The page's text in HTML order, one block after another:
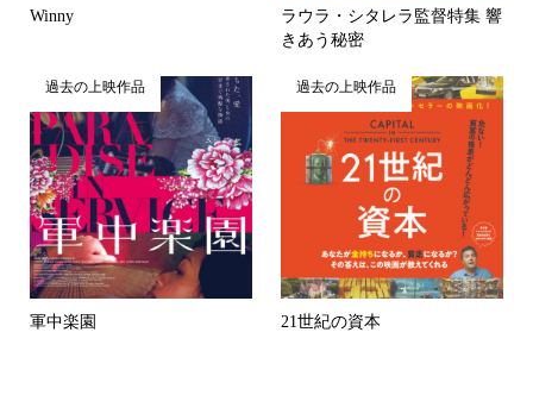
Winny
ラウラ・シタレラ監督特集 響
きあう秘密
過去の上映作品
軍中楽園
過去の上映作品
21世紀の資本